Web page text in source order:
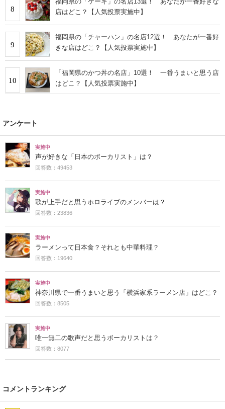
8
店はどこ？【人気投票実施中】
9
福岡県の「チャーハン」の名店12選！ あなたが一番好
きな店はどこ？【人気投票実施中】
10
「福岡県のかつ丼の名店」10選！ 一番うまいと思う店
はどこ？【人気投票実施中】
アンケート
実施中
声が好きな「日本のボーカリスト」は？
回答数：49453
実施中
歌が上手だと思うホロライブのメンバーは？
回答数：23836
実施中
ラーメンって日本食？それとも中華料理？
回答数：19640
実施中
神奈川県で一番うまいと思う「横浜家系ラーメン店」はどこ？
回答数：8505
実施中
唯一無二の歌声だと思うボーカリストは？
回答数：8077
コメントランキング